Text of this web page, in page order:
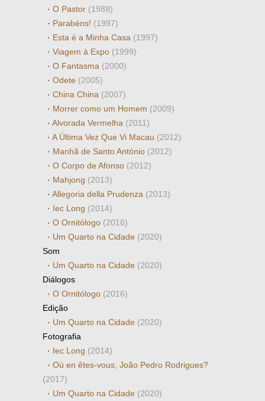
· O Pastor (1988)
· Parabéns! (1997)
· Esta é a Minha Casa (1997)
· Viagem à Expo (1999)
· O Fantasma (2000)
· Odete (2005)
· China China (2007)
· Morrer como um Homem (2009)
· Alvorada Vermelha (2011)
· A Última Vez Que Vi Macau (2012)
· Manhã de Santo António (2012)
· O Corpo de Afonso (2012)
· Mahjong (2013)
· Allegoria della Prudenza (2013)
· Iec Long (2014)
· O Ornitólogo (2016)
· Um Quarto na Cidade (2020)
Som
· Um Quarto na Cidade (2020)
Diálogos
· O Ornitólogo (2016)
Edição
· Um Quarto na Cidade (2020)
Fotografia
· Iec Long (2014)
· Où en êtes-vous, João Pedro Rodrigues?
(2017)
· Um Quarto na Cidade (2020)